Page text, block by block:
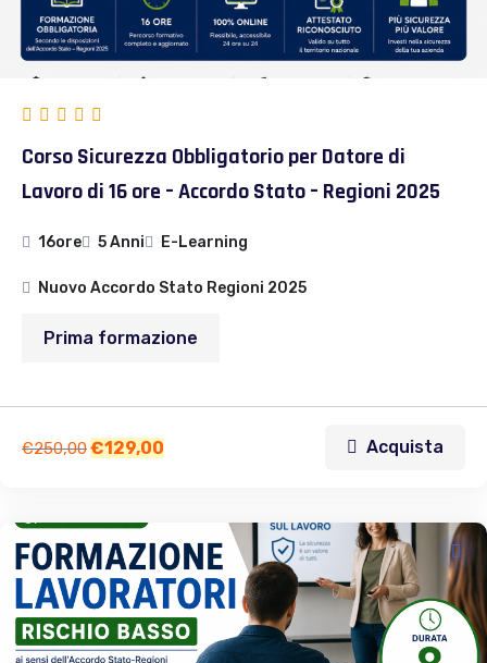
Corso Sicurezza Obbligatorio per Datore di
Lavoro di 16 ore – Accordo Stato – Regioni 2025
16ore 5 Anni E-Learning
Nuovo Accordo Stato Regioni 2025
Prima formazione
€250,00€129,00 Acquista